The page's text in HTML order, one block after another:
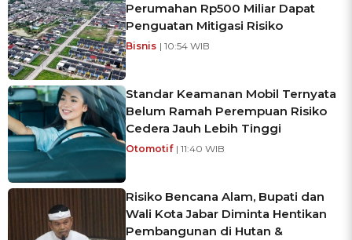
Perumahan Rp500 Miliar Dapat
Penguatan Mitigasi Risiko
Bisnis | 10:54 WIB
Standar Keamanan Mobil Ternyata
Belum Ramah Perempuan Risiko
Cedera Jauh Lebih Tinggi
Otomotif | 11:40 WIB
Risiko Bencana Alam, Bupati dan
Wali Kota Jabar Diminta Hentikan
Pembangunan di Hutan &